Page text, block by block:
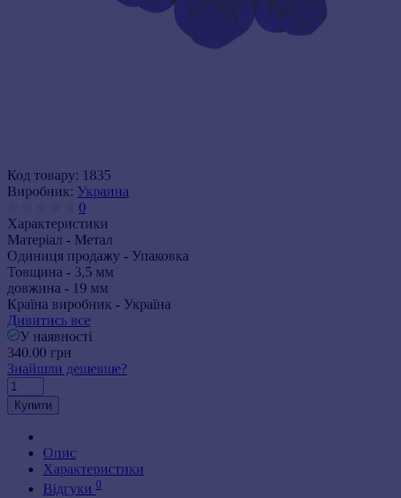
Код товару: 1835
Виробник: Украина
0
Характеристики
Матеріал - Метал
Одиниця продажу - Упаковка
Товщина - 3,5 мм
довжина - 19 мм
Країна виробник - Україна
Дивитись все
У наявності
340.00 грн
Знайшли дешевше?
Купити
Опис
Характеристики
Відгуки 0